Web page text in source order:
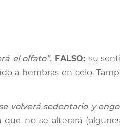
el olfato”. FALSO: su
a hembras en celo.
volverá sedentario y
que no se alterará